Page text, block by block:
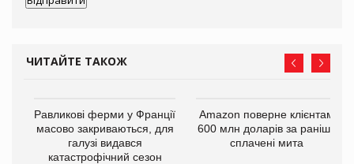
ЧИТАЙТЕ ТАКОЖ
Равликові ферми у Франції
масово закриваються, для
галузі видався
катастрофічний сезон
Amazon поверне клієнтам
600 млн доларів за раніше
сплачені мита